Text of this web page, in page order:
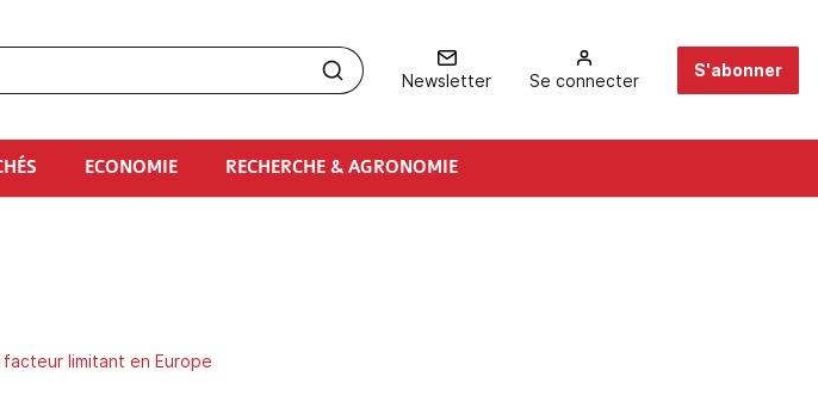
Newsletter Se connecter
S'abonner
ECONOMIE RECHERCHE & AGRONOMIE
limitant en Europe